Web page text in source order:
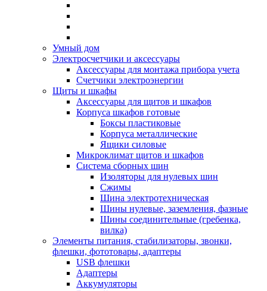
Умный дом
Электросчетчики и аксессуары
Аксессуары для монтажа прибора учета
Счетчики электроэнергии
Щиты и шкафы
Аксессуары для щитов и шкафов
Корпуса шкафов готовые
Боксы пластиковые
Корпуса металлические
Ящики силовые
Микроклимат щитов и шкафов
Система сборных шин
Изоляторы для нулевых шин
Сжимы
Шина электротехническая
Шины нулевые, заземления, фазные
Шины соединительные (гребенка,
вилка)
Элементы питания, стабилизаторы, звонки,
флешки, фототовары, адаптеры
USB флешки
Адаптеры
Аккумуляторы